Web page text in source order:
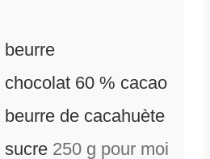
beurre
chocolat 60 % cacao
beurre de cacahuète
sucre 250 g pour moi